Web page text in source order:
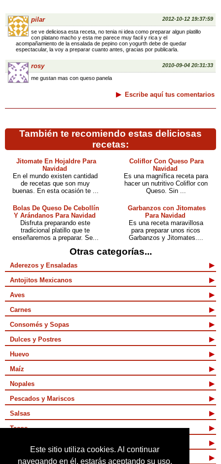
Este sitio utiliza cookies. Al continuar
navegando en él, estarás aceptando su uso.
pilar 2012-10-12 19:37:59
se ve deliciosa esta receta, no tenia ni idea como preparar algun platillo
con platano macho y esta me parece muy facil y rica y el
acompañamiento de la ensalada de pepino con yogurth debe de quedar
espectacular, la voy a preparar cuanto antes, gracias por publicarla.
rosy 2010-09-04 20:31:33
me gustan mas con queso panela
Escribe aquí tus comentarios
También te recomiendo estas deliciosas
recetas:
Jitomate En Hojaldre Para
Navidad
En el mundo existen cantidad
de recetas que son muy
buenas. En esta ocasión te ...
Coliflor Con Queso Para
Navidad
Es una magnífica receta para
hacer un nutritivo Coliflor con
Queso. Sin ...
Bolas De Queso De Cebollín
Y Arándanos Para Navidad
Disfruta preparando este
tradicional platillo que te
enseñaremos a preparar. Se...
Garbanzos con Jitomates
Para Navidad
Es una receta maravillosa
para preparar unos ricos
Garbanzos y Jitomates....
Otras categorías...
Aderezos y Ensaladas
Antojitos Mexicanos
Aves
Carnes
Consomés y Sopas
Dulces y Postres
Huevo
Maíz
Nopales
Pescados y Mariscos
Salsas
Tacos
Vegetarianas